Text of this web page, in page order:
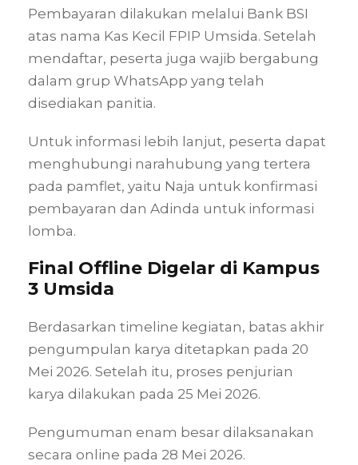
Pembayaran dilakukan melalui Bank BSI
atas nama Kas Kecil FPIP Umsida. Setelah
mendaftar, peserta juga wajib bergabung
dalam grup WhatsApp yang telah
disediakan panitia.
Untuk informasi lebih lanjut, peserta dapat
menghubungi narahubung yang tertera
pada pamflet, yaitu Naja untuk konfirmasi
pembayaran dan Adinda untuk informasi
lomba.
Final Offline Digelar di Kampus
3 Umsida
Berdasarkan timeline kegiatan, batas akhir
pengumpulan karya ditetapkan pada 20
Mei 2026. Setelah itu, proses penjurian
karya dilakukan pada 25 Mei 2026.
Pengumuman enam besar dilaksanakan
secara online pada 28 Mei 2026.